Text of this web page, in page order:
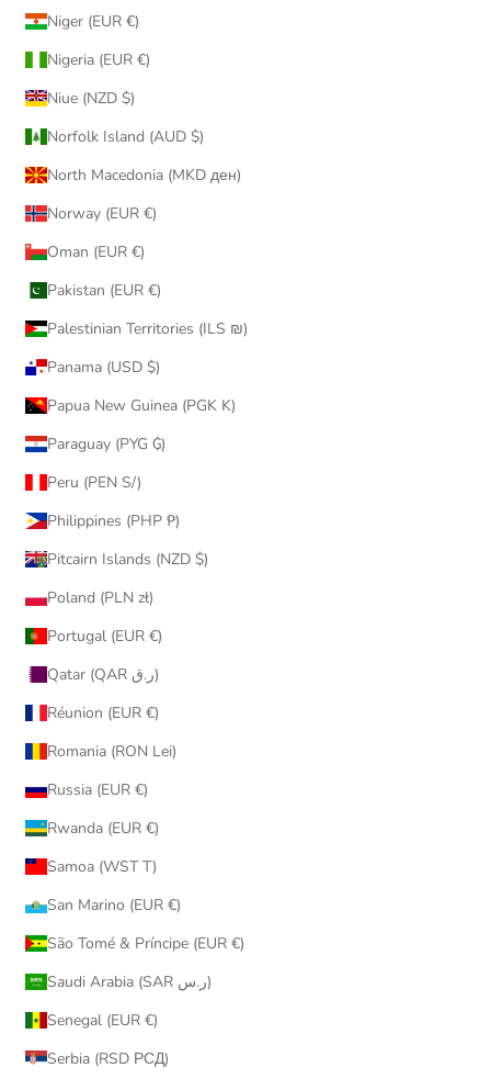
Niger (EUR €)
Nigeria (EUR €)
Niue (NZD $)
Norfolk Island (AUD $)
North Macedonia (MKD ден)
Norway (EUR €)
Oman (EUR €)
Pakistan (EUR €)
Palestinian Territories (ILS ₪)
Panama (USD $)
Papua New Guinea (PGK K)
Paraguay (PYG ₲)
Peru (PEN S/)
Philippines (PHP ₱)
Pitcairn Islands (NZD $)
Poland (PLN zł)
Portugal (EUR €)
Qatar (QAR ر.ق)
Réunion (EUR €)
Romania (RON Lei)
Russia (EUR €)
Rwanda (EUR €)
Samoa (WST T)
San Marino (EUR €)
São Tomé & Príncipe (EUR €)
Saudi Arabia (SAR ر.س)
Senegal (EUR €)
Serbia (RSD РСД)